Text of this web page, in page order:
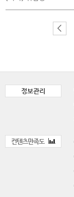
정보관리
컨텐츠만족도